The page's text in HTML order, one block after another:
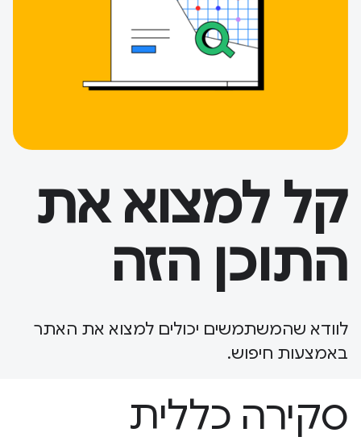
קל למצוא את
התוכן הזה
לוודא שהמשתמשים יכולים למצוא את האתר
באמצעות חיפוש.
סקירה כללית